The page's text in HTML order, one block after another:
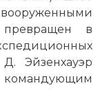
в
Эйзенхауэр